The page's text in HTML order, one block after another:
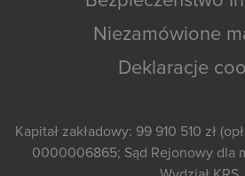
Niezamówione
Deklaracje
Kapitał zakładowy: 99 910 510 zł
0000006865; Sąd Rejonowy dla